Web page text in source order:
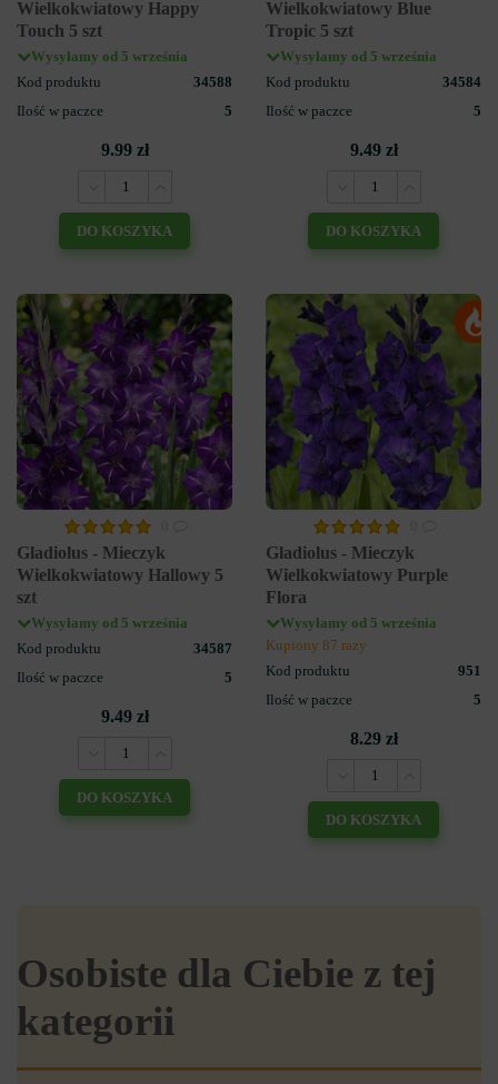
Wielkokwiatowy Happy
Touch 5 szt
Wysyłamy od 5 września
Kod produktu
34588
Ilość w paczce
5
9.99 zł
DO KOSZYKA
Wielkokwiatowy Blue
Tropic 5 szt
Wysyłamy od 5 września
Kod produktu
34584
Ilość w paczce
5
9.49 zł
DO KOSZYKA
Gladiolus - Mieczyk
Wielkokwiatowy Hallowy 5
szt
Wysyłamy od 5 września
Kod produktu
34587
Ilość w paczce
5
9.49 zł
DO KOSZYKA
Gladiolus - Mieczyk
Wielkokwiatowy Purple
Flora
Wysyłamy od 5 września
Kupiony 87 razy
Kod produktu
951
Ilość w paczce
5
8.29 zł
DO KOSZYKA
Osobiste dla Ciebie z tej
kategorii